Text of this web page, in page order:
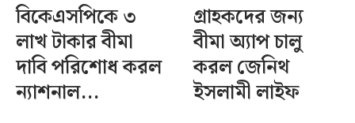
বিকেএসপিকে ৩
লাখ টাকার বীমা
দাবি পরিশোধ করল
ন্যাশনাল...
গ্রাহকদের জন্য
বীমা অ্যাপ চালু
করল জেনিথ
ইসলামী লাইফ